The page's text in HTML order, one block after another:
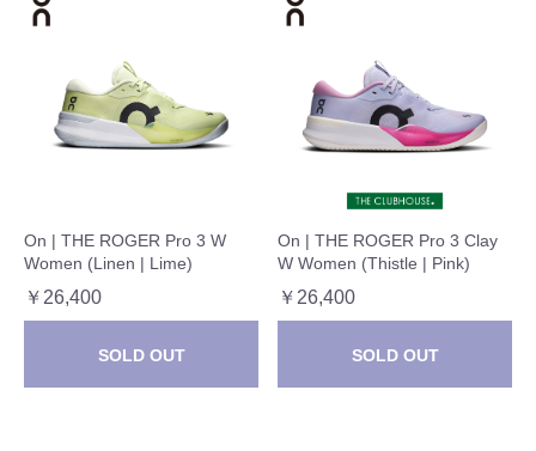
On | THE ROGER Pro 3 W
Women (Linen | Lime)
￥26,400
SOLD OUT
On | THE ROGER Pro 3 Clay
W Women (Thistle | Pink)
￥26,400
SOLD OUT